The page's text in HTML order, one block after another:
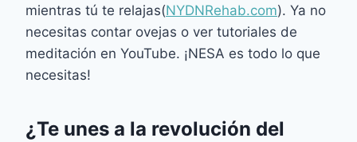
mientras tú te relajas​(NYDNRehab.com). Ya no
necesitas contar ovejas o ver tutoriales de
meditación en YouTube. ¡NESA es todo lo que
necesitas!
¿Te unes a la revolución del